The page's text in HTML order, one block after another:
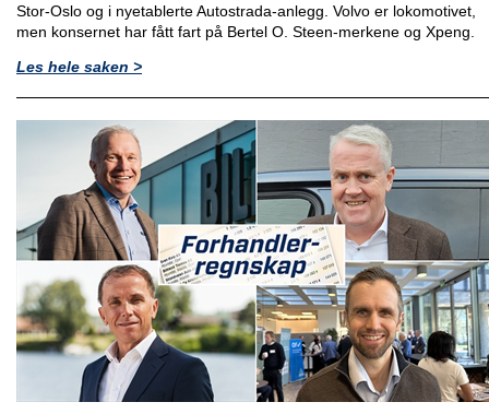
Stor-Oslo og i nyetablerte Autostrada-anlegg. Volvo er lokomotivet,
men konsernet har fått fart på Bertel O. Steen-merkene og Xpeng.
Les hele saken >